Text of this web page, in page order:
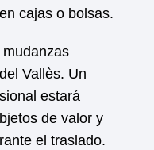
cajas o bolsas.
Vallès. Un
estará
de valor y
el traslado.